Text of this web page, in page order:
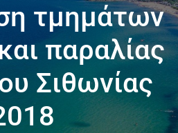
τμημάτων
παραλίας
Σιθωνίας